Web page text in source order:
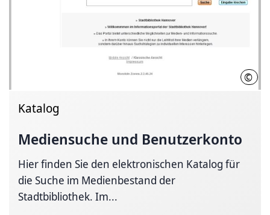
©
Katalog
Mediensuche und Benutzerkonto
Hier finden Sie den elektronischen Katalog für
die Suche im Medienbestand der
Stadtbibliothek. Im...